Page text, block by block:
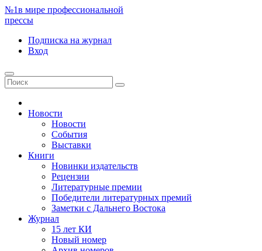
№1в мире профессиональной
прессы
Подписка на журнал
Вход
Новости
Новости
События
Выставки
Книги
Новинки издательств
Рецензии
Литературные премии
Победители литературных премий
Заметки с Дальнего Востока
Журнал
15 лет КИ
Новый номер